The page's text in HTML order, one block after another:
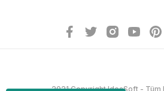
2021 Copyright IdeaSoft - Tüm